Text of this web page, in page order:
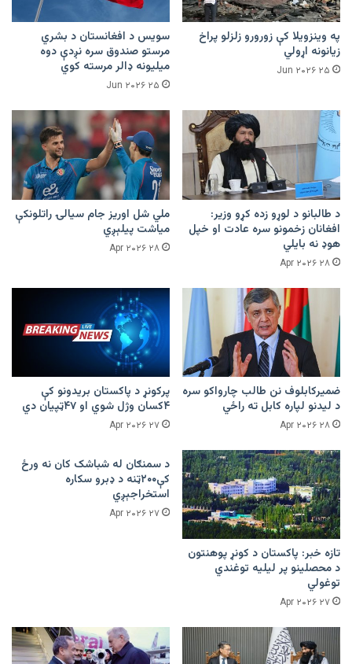
په وینزویلا کې زورورو زلزلو پراخ
زیانونه اړولي
۲۵ Jun ۲۰۲۶
سویس د افغانستان د بشري
مرستو صندوق سره نږدې دوه
میلیونه ډالر مرسته کوي
۲۵ Jun ۲۰۲۶
د طالبانو د لوړو زده کړو وزیر:
افغانان زخمونو سره عادت او خپل
هوډ نه بایلي
۲۸ Apr ۲۰۲۶
ملي شل اوریز جام سیالۍ راتلونکې
میاشت پیلېږي
۲۸ Apr ۲۰۲۶
ضمیرکابلوف نن طالب چارواکو سره
د لیدنو لپاره کابل ته راځي
۲۸ Apr ۲۰۲۶
پرکونړ د پاکستان بریدونو کې
۴کسان وژل شوي او ۴۷ټپیان دي
۲۷ Apr ۲۰۲۶
تازه خبر: پاکستان د کونړ پوهنتون
د محصلینو پر لیلیه توغندي
توغولي
۲۷ Apr ۲۰۲۶
د سمنګان له شباشک کان نه ورځ
کې۲۰۰ټنه د ډبرو سکاره
استخراجېږي
۲۷ Apr ۲۰۲۶